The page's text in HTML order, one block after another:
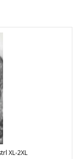
XL-2XL